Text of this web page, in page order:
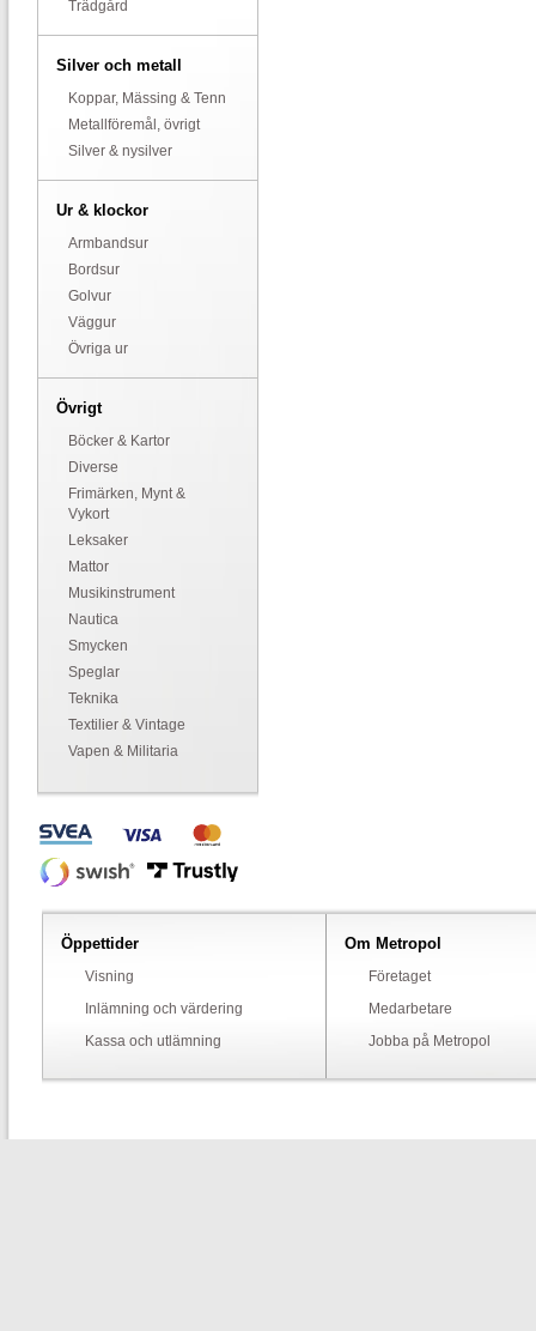
Trädgård
Silver och metall
Koppar, Mässing & Tenn
Metallföremål, övrigt
Silver & nysilver
Ur & klockor
Armbandsur
Bordsur
Golvur
Väggur
Övriga ur
Övrigt
Böcker & Kartor
Diverse
Frimärken, Mynt &
Vykort
Leksaker
Mattor
Musikinstrument
Nautica
Smycken
Speglar
Teknika
Textilier & Vintage
Vapen & Militaria
Öppettider
Visning
Inlämning och värdering
Kassa och utlämning
Om Metropol
Företaget
Medarbetare
Jobba på Metropol